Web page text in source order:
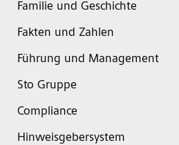
Familie und Geschichte
Fakten und Zahlen
Führung und Management
Sto Gruppe
Compliance
Hinweisgebersystem